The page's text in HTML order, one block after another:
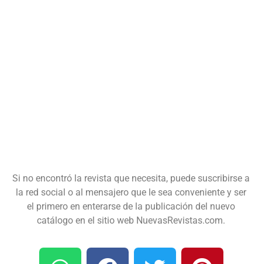
Si no encontró la revista que necesita, puede suscribirse a
la red social o al mensajero que le sea conveniente y ser
el primero en enterarse de la publicación del nuevo
catálogo en el sitio web NuevasRevistas.com.